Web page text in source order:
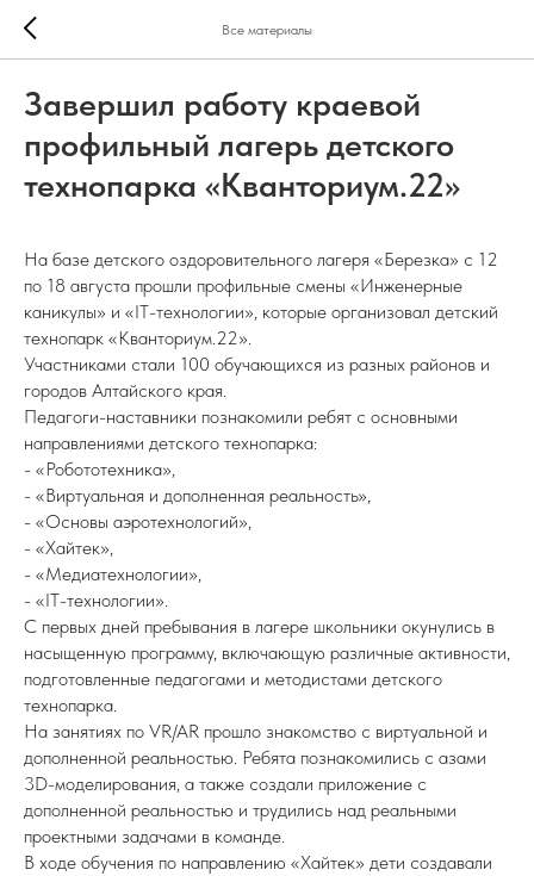
Все материалы
Завершил работу краевой
профильный лагерь детского
технопарка «Кванториум.22»
На базе детского оздоровительного лагеря «Березка» с 12
по 18 августа прошли профильные смены «Инженерные
каникулы» и «IT-технологии», которые организовал детский
технопарк «Кванториум.22».
Участниками стали 100 обучающихся из разных районов и
городов Алтайского края.
Педагоги-наставники познакомили ребят с основными
направлениями детского технопарка:
- «Робототехника»,
- «Виртуальная и дополненная реальность»,
- «Основы аэротехнологий»,
- «Хайтек»,
- «Медиатехнологии»,
- «IT-технологии».
С первых дней пребывания в лагере школьники окунулись в
насыщенную программу, включающую различные активности,
подготовленные педагогами и методистами детского
технопарка.
На занятиях по VR/AR прошло знакомство с виртуальной и
дополненной реальностью. Ребята познакомились с азами
3D-моделирования, а также создали приложение с
дополненной реальностью и трудились над реальными
проектными задачами в команде.
В ходе обучения по направлению «Хайтек» дети создавали